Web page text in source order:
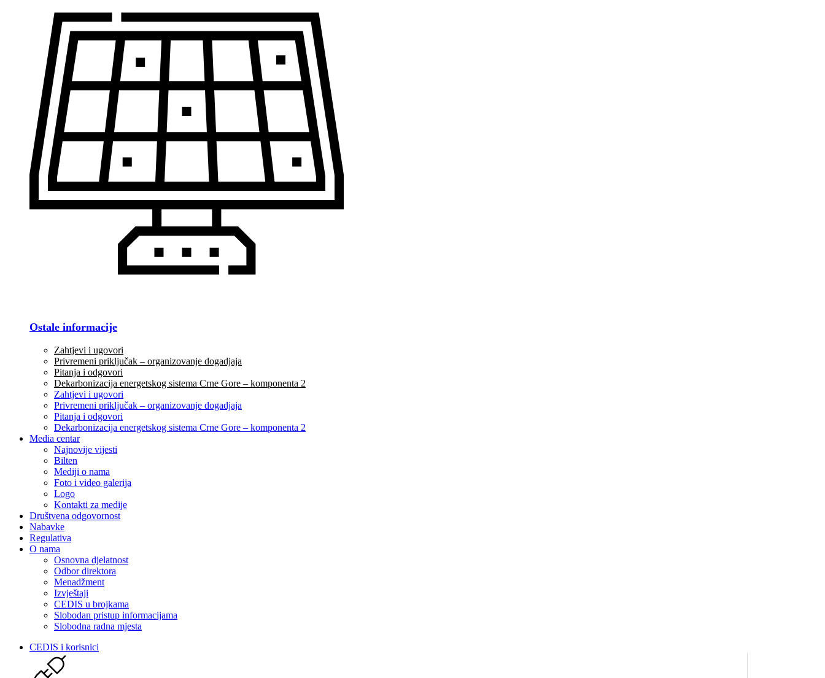
Ostale informacije
Zahtjevi i ugovori
Privremeni priključak – organizovanje dogadjaja
Pitanja i odgovori
Dekarbonizacija energetskog sistema Crne Gore – komponenta 2
Zahtjevi i ugovori
Privremeni priključak – organizovanje dogadjaja
Pitanja i odgovori
Dekarbonizacija energetskog sistema Crne Gore – komponenta 2
Media centar
Najnovije vijesti
Bilten
Mediji o nama
Foto i video galerija
Logo
Kontakti za medije
Društvena odgovornost
Nabavke
Regulativa
O nama
Osnovna djelatnost
Odbor direktora
Menadžment
Izvještaji
CEDIS u brojkama
Slobodan pristup informacijama
Slobodna radna mjesta
CEDIS i korisnici